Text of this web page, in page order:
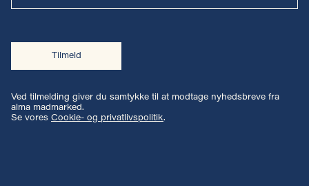
Tilmeld
Ved tilmelding giver du samtykke til at modtage nyhedsbreve fra
alma madmarked.
Se vores Cookie- og privatlivspolitik.